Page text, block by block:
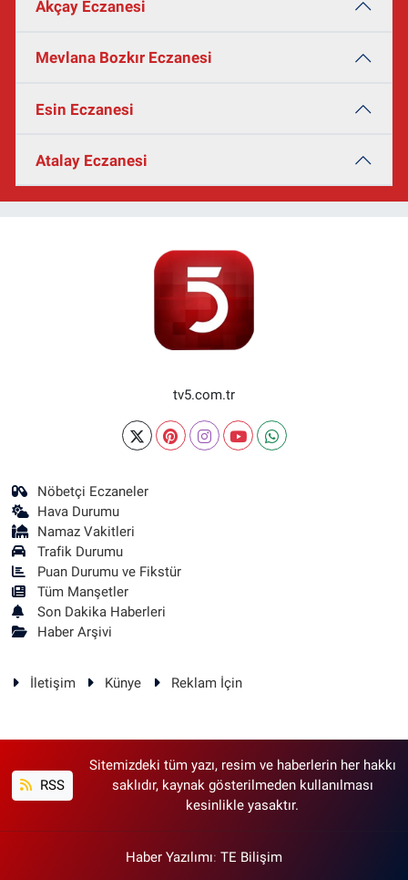
Akçay Eczanesi
Mevlana Bozkır Eczanesi
Esin Eczanesi
Atalay Eczanesi
tv5.com.tr
Nöbetçi Eczaneler
Hava Durumu
Namaz Vakitleri
Trafik Durumu
Puan Durumu ve Fikstür
Tüm Manşetler
Son Dakika Haberleri
Haber Arşivi
İletişim Künye Reklam İçin
RSS
Sitemizdeki tüm yazı, resim ve haberlerin her hakkı
saklıdır, kaynak gösterilmeden kullanılması
kesinlikle yasaktır.
Haber Yazılımı: TE Bilişim